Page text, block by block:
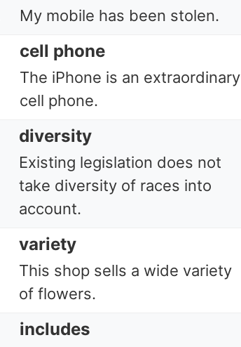
My mobile has been stolen.
cell phone
The iPhone is an extraordinary
cell phone.
diversity
Existing legislation does not
take diversity of races into
account.
variety
This shop sells a wide variety
of flowers.
includes